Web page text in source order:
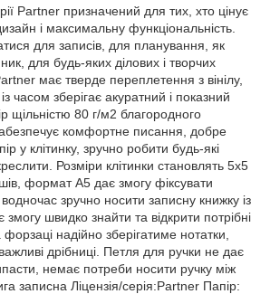
Partner призначений для тих, хто цінує
і максимальну функціональність.
для записів, для планування, як
для будь-яких ділових і творчих
має тверде переплетення з вінілу,
часом зберігає акуратний і показний
щільністю 80 г/м2 благородного
комфортне писання, добре
у клітинку, зручно робити будь-які
Розміри клітинки становлять 5х5
формат А5 дає змогу фіксувати
зручно носити записну книжку із
швидко знайти та відкрити потрібні
надійно зберігатиме нотатки,
дрібниці. Петля для ручки не дає
немає потреби носити ручку між
записна Ліцензія/серія:Partner Папір: